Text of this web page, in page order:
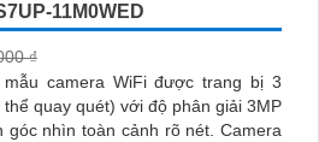
11M0WED
₫
mẫu camera WiFi được trang bị 3
quay quét) với độ phân giải 3MP
nhìn toàn cảnh rõ nét. Camera